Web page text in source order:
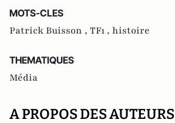
MOTS-CLES
Patrick Buisson , TF1 , histoire
THEMATIQUES
Média
A PROPOS DES AUTEURS